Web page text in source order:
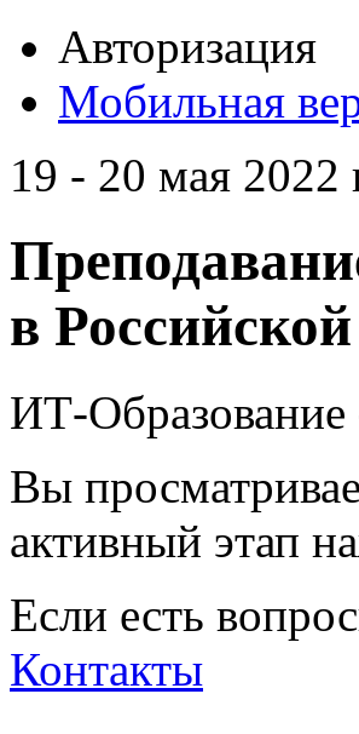
Авторизация
Мобильная
19 - 20 мая 2022
в
ИТ-Образование
Вы
активный этап
Если есть
Контакты